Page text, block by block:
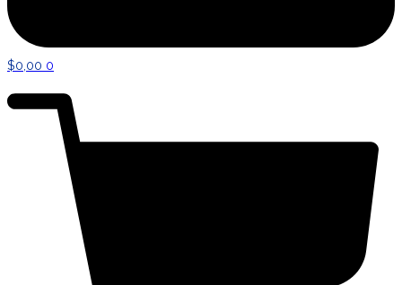
$0,00 0